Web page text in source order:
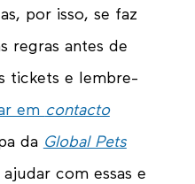
por isso, se faz
regras antes de
tickets e lembre-
em contacto
da Global Pets
com essas e